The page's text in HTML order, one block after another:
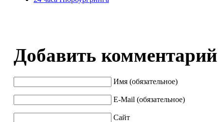
Добавить комментарий
Имя (обязательное)
E-Mail (обязательное)
Сайт